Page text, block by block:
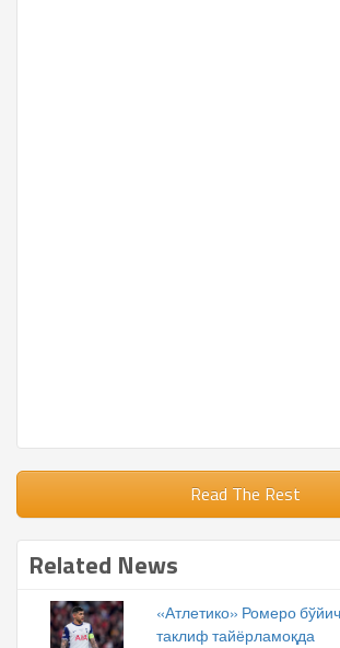
Read The Rest
Related News
«Атлетико» Ромеро
таклиф тайёрламоқда